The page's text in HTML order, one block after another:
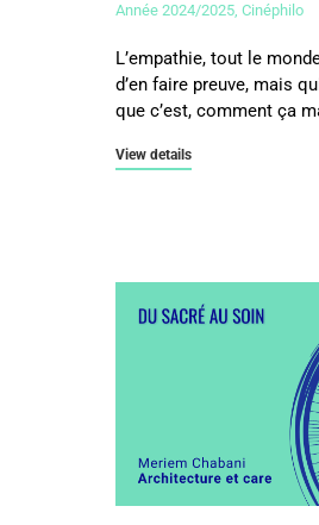
Année 2024/2025,Cinéphilo
L’empathie, tout le
d’en faire preuve, mais
que c’est, comment ça
View details